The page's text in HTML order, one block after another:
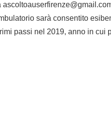
sarà consentito
passi nel 2019, anno in cui